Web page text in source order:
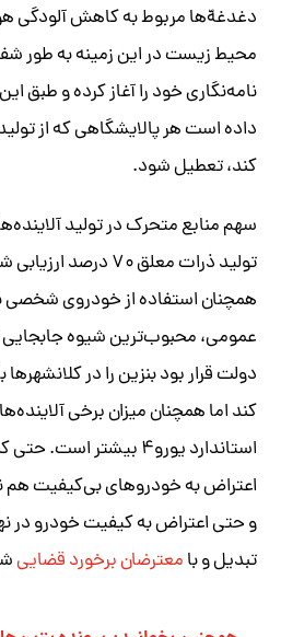
دغدغه‌ّها مربوط به کاهش آلودگی
محیط زیست در این زمینه به طور
نامه‌نگاری خود را آغاز کرده و طبق
داده‌ است هر پالایشگاهی که از
کند، تعطیل شود.
تولید ذرات معلق ۷۰
همچنان استفاده از خودروی
عمومی، محبوب‌ترین شیوه
کند اما همچنان میزان برخی
استاندارد یورو۴ بیشتر
اعتراض به خودروهای بی‌کیفیت هم
و حتی اعتراض به کیفیت خودرو در
تبدیل و بامعترضان برخورد قضایی